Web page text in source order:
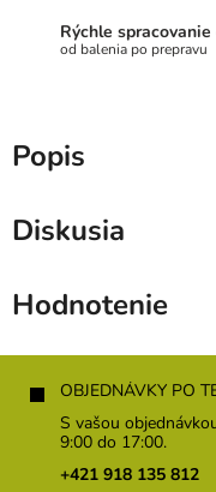
Rýchle
od balenia po prepravu
Popis
Diskusia
Hodnotenie
OBJEDNÁVKY PO
S vašou
9:00 do 17:00.
+421 918 135 812